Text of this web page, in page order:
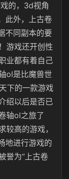
的，3d视角
此外，上古卷
不同副本的要
游戏还开创性
业都有着自己
ol是比魔兽世
下的一款游戏
绍以后是否已
轴ol之旅了
较高的游戏，
地进行游戏的
誉为“上古卷